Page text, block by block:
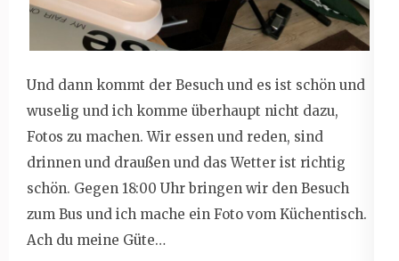
Und dann kommt der Besuch und es ist schön und
wuselig und ich komme überhaupt nicht dazu,
Fotos zu machen. Wir essen und reden, sind
drinnen und draußen und das Wetter ist richtig
schön. Gegen 18:00 Uhr bringen wir den Besuch
zum Bus und ich mache ein Foto vom Küchentisch.
Ach du meine Güte…